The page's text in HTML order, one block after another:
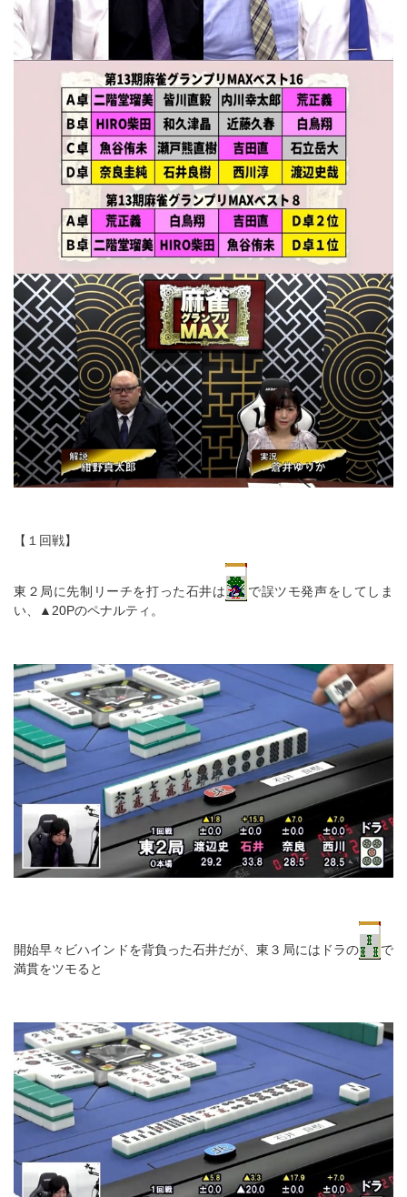
【１回戦】
東２局に先制リーチを打った石井は
で誤ツモ発声をしてしま
い、▲20Pのペナルティ。
開始早々ビハインドを背負った石井だが、東３局にはドラの
で
満貫をツモると